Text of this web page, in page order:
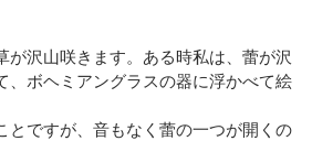
が沢山咲きます。ある時私は、蕾が沢
、ボヘミアングラスの器に浮かべて絵
とですが、音もなく蕾の一つが開くの